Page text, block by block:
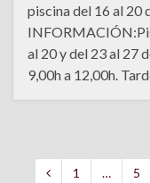
piscina del 16 al 20
al 20 y del 23 al 27
9,00h a 12,00h.
1 … 5